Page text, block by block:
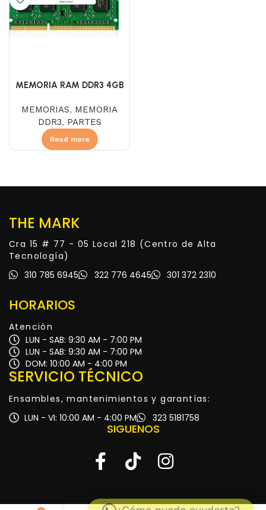
MEMORIA RAM DDR3 4GB
MEMORIAS, MEMORIA
DDR3, PARTES
Read more
THE MARK
Cra 15 # 77 - 05 Local 218 (Centro de Alta
Tecnología)
310 785 6945
322 776 4645 301 372 2310
HORARIOS
Atención
LUN - SAB: 9:30 AM - 7:00 PM
LUN - SAB: 9:30 AM - 7:00 PM
DOM: 10:00 AM - 4:00 PM
SERVICIO TÉCNICO
Ensambles, mantenimientos y garantías:
LUN - VI: 10:00 AM - 4:00 PM
323 5181758
SIGUENOS